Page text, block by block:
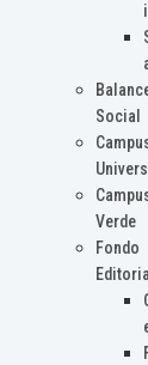
Social
Verde
Fondo
Editorial